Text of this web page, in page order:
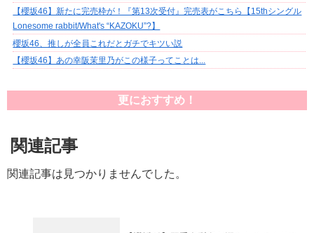
【櫻坂46】新たに完売枠が！『第13次受付』完売表がこちら【15thシングル
Lonesome rabbit/What's “KAZOKU”?】
櫻坂46、推しが全員これだとガチでキツい説
【櫻坂46】あの幸阪茉里乃がこの様子ってことは...
更におすすめ！
関連記事
関連記事は見つかりませんでした。